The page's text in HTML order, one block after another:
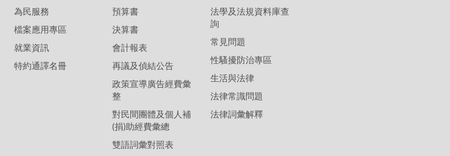
為民服務
檔案應用專區
就業資訊
特約通譯名冊
預算書
決算書
會計報表
再議及偵結公告
政策宣導廣告經費彙
整
對民間團體及個人補
(捐)助經費彙總
雙語詞彙對照表
法學及法規資料庫查
詢
常見問題
性騷擾防治專區
生活與法律
法律常識問題
法律詞彙解釋